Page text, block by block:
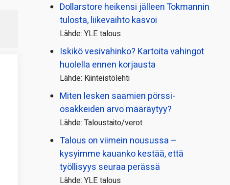
Dollarstore heikensi jälleen Tokmannin
tulosta, liikevaihto kasvoi
Lähde: YLE talous
Iskikö vesivahinko? Kartoita vahingot
huolella ennen korjausta
Lähde: Kiinteistölehti
Miten lesken saamien pörssi­
osakkeiden arvo määräytyy?
Lähde: Taloustaito/verot
Talous on viimein nousussa –
kysyimme kauanko kestää, että
työllisyys seuraa perässä
Lähde: YLE talous